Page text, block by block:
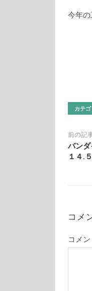
今年の
カテ
前の記
バン
１４.５
コメ
コメン